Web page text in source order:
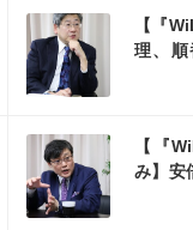
【『
理、
【『
み】安